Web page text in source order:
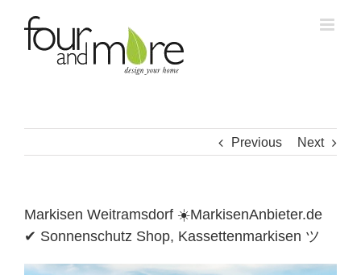
content
Previous Next
Markisen Weitramsdorf ☀️MarkisenAnbieter.de
✔ Sonnenschutz Shop, Kassettenmarkisen ツ